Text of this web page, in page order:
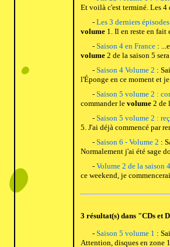
Et voilà c'est terminé. Les 4
- Les 3 derniers épisodes
volume1. Il en reste en fait
- Saison 4 en France:
volume2 de la saison 5
- Saison 4 Volume 2 :
l'Éponge en ce moment et
- Saison 5 volume 2 :
commander le volume2 de
- Saison 5 volume 2 :
5. J'ai déjà commencé par
- Saison 6 - Volume 2 :
Normalement j'ai été sage
- Volume 2 de la saison
ce weekend, je
3 résultat(s) dans "CDs et
- Saison 5 volume 1 :
Attention, disques en zone